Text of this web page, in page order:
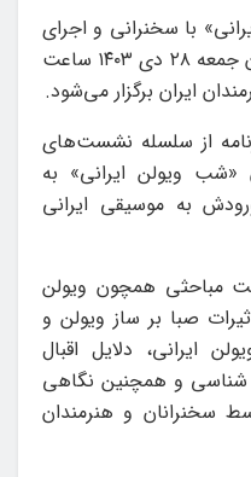
با سخنرانی و اجرای
جمعی از پژوهشگران و نوازندگان جمعه ۲۸ دی ١٤٠٣ ساعت
از سلسله نشست‌های
«شب ویولن ایرانی» به
به موسیقی ایرانی
مباحثی همچون ویولن
صبا بر ساز ویولن و
ایرانی، دلایل اقبال
شناسی و همچنین نگاهی
سخنرانان و هنرمندان